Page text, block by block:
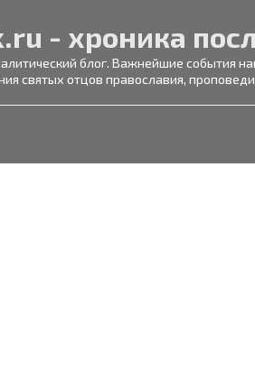
- хроника
блог. Важнейшие события
святых отцов православия,